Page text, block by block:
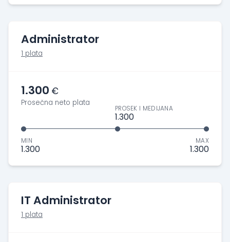
Administrator
1 plata
1.300 €
Prosečna neto plata
MIN
1.300
PROSEK I MEDIJANA
1.300
MAX
1.300
IT Administrator
1 plata